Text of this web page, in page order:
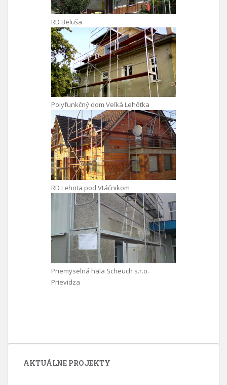
RD Beluša
Polyfunkčný dom Veľká Lehôtka
RD Lehota pod Vtáčnikom
Priemyselná hala Scheuch s.r.o.
Prievidza
AKTUÁLNE PROJEKTY